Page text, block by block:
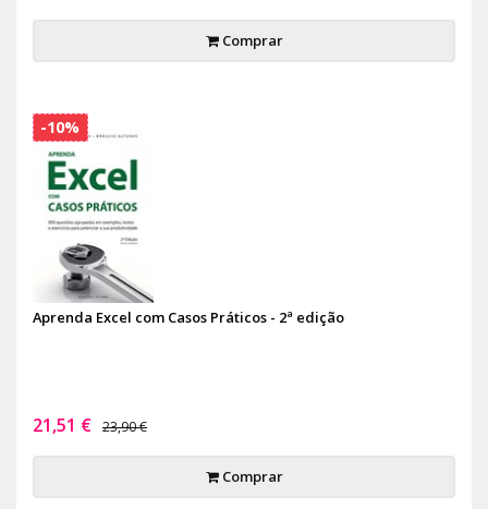
Comprar
Aprenda Excel com Casos Práticos - 2ª edição
21,51 € 23,90 €
Comprar
-10%